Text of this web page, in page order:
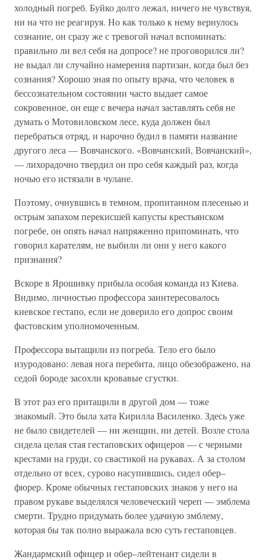
холодный погреб. Буйко долго лежал, ничего не чувствуя,
ни на что не реагируя. Но как только к нему вернулось
сознание, он сразу же с тревогой начал вспоминать:
правильно ли вел себя на допросе? не проговорился ли?
не выдал ли случайно намерения партизан, когда был без
сознания? Хорошо зная по опыту врача, что человек в
бессознательном состоянии часто выдает самое
сокровенное, он еще с вечера начал заставлять себя не
думать о Мотовиловском лесе, куда должен был
перебраться отряд, и нарочно будил в памяти название
другого леса — Вовчанского. «Вовчанский, Вовчанский»,
— лихорадочно твердил он про себя каждый раз, когда
ночью его истязали в чулане.
Поэтому, очнувшись в темном, пропитанном плесенью и
острым запахом перекисшей капусты крестьянском
погребе, он опять начал напряженно припоминать, что
говорил карателям, не выбили ли они у него какого
признания?
Вскоре в Ярошивку прибыла особая команда из Киева.
Видимо, личностью профессора заинтересовалось
киевское гестапо, если не доверило его допрос своим
фастовским уполномоченным.
Профессора вытащили из погреба. Тело его было
изуродовано: левая нога перебита, лицо обезображено, на
седой бороде засохли кровавые сгустки.
В этот раз его притащили в другой дом — тоже
знакомый. Это была хата Кирилла Василенко. Здесь уже
не было свидетелей — ни женщин, ни детей. Возле стола
сидела целая стая гестаповских офицеров — с черными
крестами на груди, со свастикой на рукавах. А за столом
отдельно от всех, сурово насупившись, сидел обер–
фюрер. Кроме обычных гестаповских знаков у него на
правом рукаве выделялся человеческий череп — эмблема
смерти. Трудно придумать более удачную эмблему,
которая бы так полно выражала всю суть гестаповцев.
Жандармский офицер и обер–лейтенант сидели в